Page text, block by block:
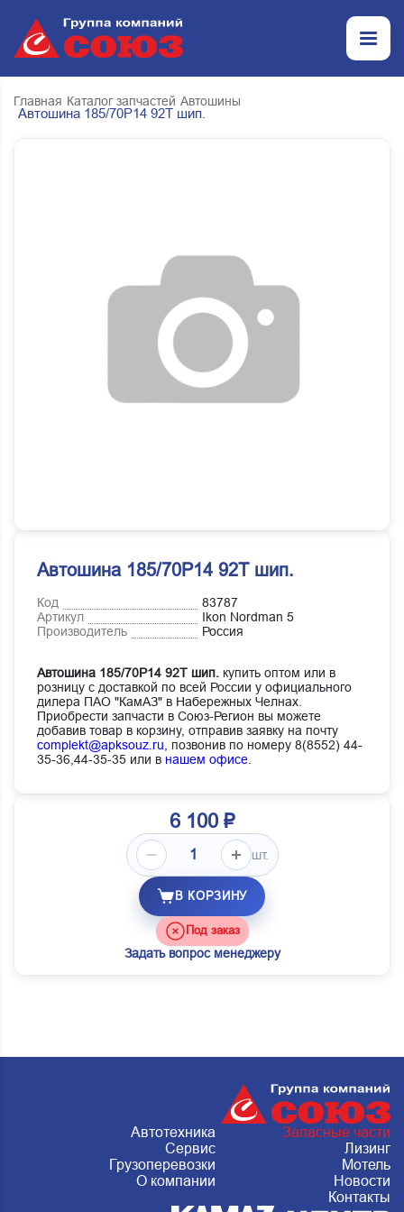
Главная Каталог запчастей Автошины
Автошина 185/70Р14 92Т шип.
Автошина 185/70Р14 92Т шип.
Код
83787
Артикул
Ikon Nordman 5
Производитель
Россия
Автошина 185/70Р14 92Т шип. купить оптом или в
розницу с доставкой по всей России у официального
дилера ПАО "КамАЗ" в Набережных Челнах.
Приобрести запчасти в Союз-Регион вы можете
добавив товар в корзину, отправив заявку на почту
complekt@apksouz.ru,
позвонив по номеру 8(8552) 44-
35-36,44-35-35 или в нашем офисе
6 100 ₽
шт.
В КОРЗИНУ
Под заказ
Задать вопрос менеджеру
Автотехника
Запасные части
Сервис
Лизинг
Грузоперевозки
Мотель
О компании
Новости
Контакты